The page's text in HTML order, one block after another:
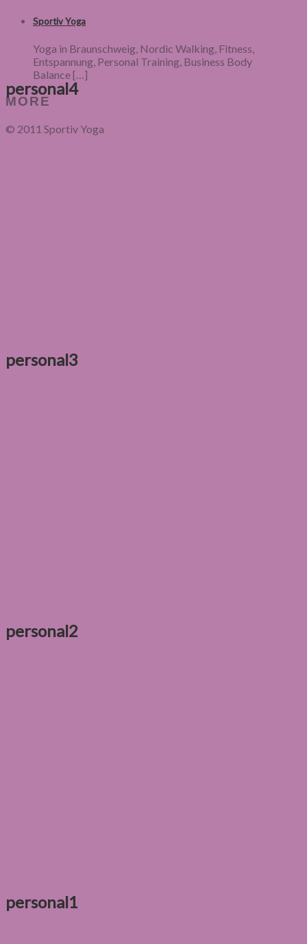
personal4
personal3
personal2
personal1
Sportiv Yoga
Yoga in Braunschweig, Nordic Walking, Fitness,
Entspannung, Personal Training, Business Body
Balance[…]
MORE
© 2011 Sportiv Yoga